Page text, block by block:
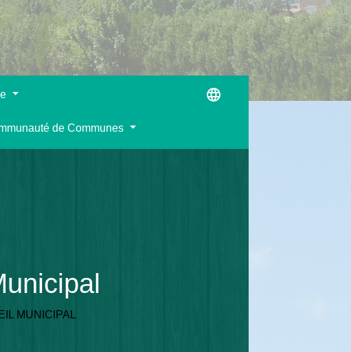
de Communes
language
MUNICIPAL